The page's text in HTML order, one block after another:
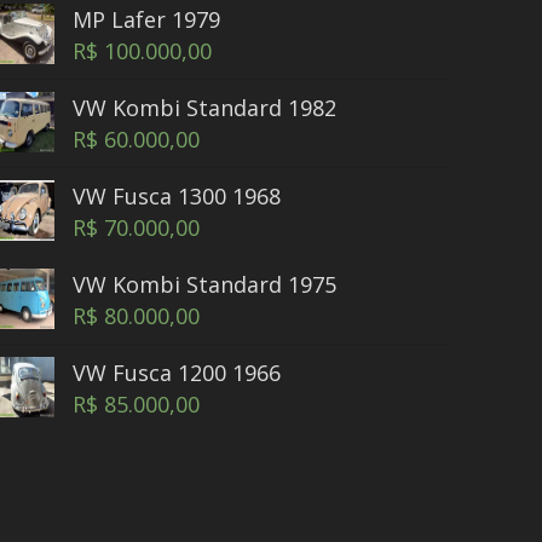
MP Lafer 1979
R$ 100.000,00
VW Kombi Standard 1982
R$ 60.000,00
VW Fusca 1300 1968
R$ 70.000,00
VW Kombi Standard 1975
R$ 80.000,00
VW Fusca 1200 1966
R$ 85.000,00